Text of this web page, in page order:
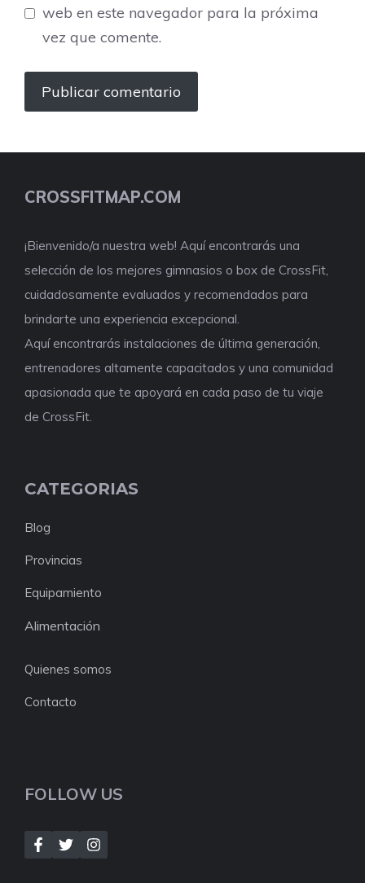
web en este navegador para la próxima
vez que comente.
CROSSFITMAP.COM
¡Bienvenido/a nuestra web! Aquí encontrarás una
selección de los mejores gimnasios o box de CrossFit,
cuidadosamente evaluados y recomendados para
brindarte una experiencia excepcional.
Aquí encontrarás instalaciones de última generación,
entrenadores altamente capacitados y una comunidad
apasionada que te apoyará en cada paso de tu viaje
de CrossFit.
CATEGORIAS
Blog
Provincias
Equipamiento
Alimentación
Quienes somos
Contacto
FOLLOW US